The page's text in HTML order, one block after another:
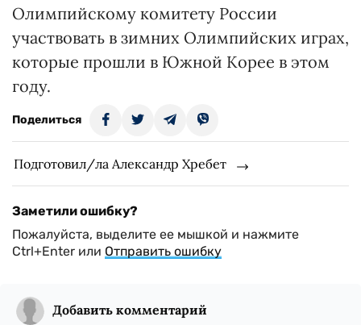
Олимпийскому комитету России
участвовать в зимних Олимпийских играх,
которые прошли в Южной Корее в этом
году.
Поделиться
Подготовил/ла Александр Хребет
Заметили ошибку?
Пожалуйста, выделите ее мышкой и нажмите
Ctrl+Enter или Отправить ошибку
Добавить комментарий